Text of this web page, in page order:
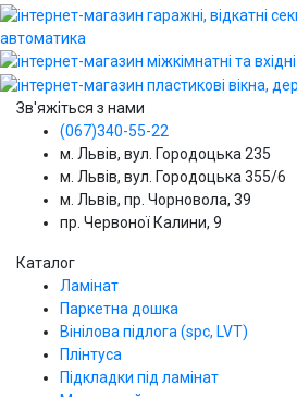
Зв'яжіться з нами
(067)340-55-22
м. Львів, вул. Городоцька 235
м. Львів, вул. Городоцька 355/6
м. Львів, пр. Чорновола, 39
пр. Червоної Калини, 9
Каталог
Ламінат
Паркетна дошка
Вінілова підлога (spc, LVT)
Плінтуса
Підкладки під ламінат